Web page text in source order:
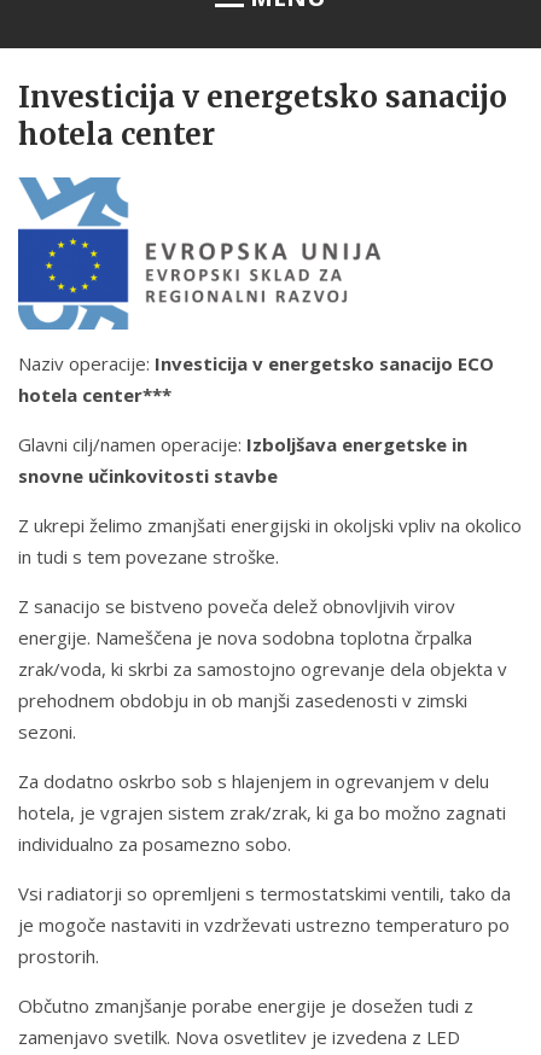
BOOKING
LOCATION
SAUNA
EXPERIENCE
USEFUL INFO
CONTACT
SI
STALAGMIT d.o.o.
Investicija v energetsko sanacijo
hotela center
Naziv operacije: Investicija v energetsko sanacijo ECO
hotela center***
Glavni cilj/namen operacije: Izboljšava energetske in
snovne učinkovitosti stavbe
Z ukrepi želimo zmanjšati energijski in okoljski vpliv na okolico
in tudi s tem povezane stroške.
Z sanacijo se bistveno poveča delež obnovljivih virov
energije. Nameščena je nova sodobna toplotna črpalka
zrak/voda, ki skrbi za samostojno ogrevanje dela objekta v
prehodnem obdobju in ob manjši zasedenosti v zimski
sezoni.
Za dodatno oskrbo sob s hlajenjem in ogrevanjem v delu
hotela, je vgrajen sistem zrak/zrak, ki ga bo možno zagnati
individualno za posamezno sobo.
Vsi radiatorji so opremljeni s termostatskimi ventili, tako da
je mogoče nastaviti in vzdrževati ustrezno temperaturo po
prostorih.
Občutno zmanjšanje porabe energije je dosežen tudi z
zamenjavo svetilk. Nova osvetlitev je izvedena z LED